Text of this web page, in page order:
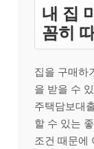
내 집
꼼히
집을 구매하
을 받을 수
주택담보대
할 수 있는
조건 때문에